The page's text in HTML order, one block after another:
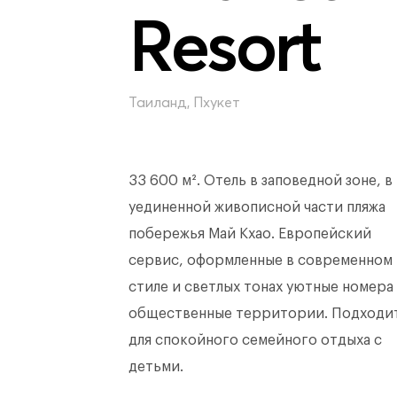
Resort
Таиланд, Пхукет
33 600 м². Отель в заповедной зоне, в
уединенной живописной части пляжа
побережья Май Кхао. Европейский
сервис, оформленные в современном
стиле и светлых тонах уютные номера
общественные территории.
для спокойного семейного отдыха с
детьми.